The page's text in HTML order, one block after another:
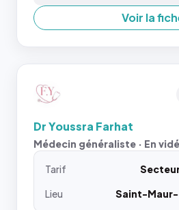
Voir la
Dr Youssra Farhat
Médecin généraliste · En
Tarif
Lieu
Saint-